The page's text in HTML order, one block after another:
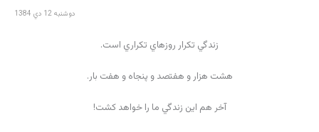
دوشنبه 12 دي 1384
زندگي تکرار روزهاي تکراري است.
هشت هزار و هفتصد و پنجاه و هفت بار.
آخر هم اين زندگي ما را خواهد کشت!